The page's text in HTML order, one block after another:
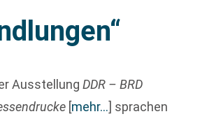
AusstellungDDR – BRD
[mehr…] sprachen